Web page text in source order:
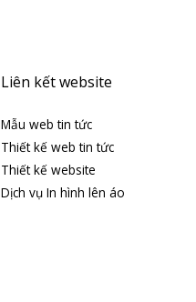
Liên kết website
Mẫu web tin tức
Thiết kế web tin tức
Thiết kế website
Dịch vụ In hình lên áo